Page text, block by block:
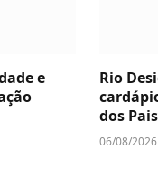
e
Rio
dos Pais
06/08/2026